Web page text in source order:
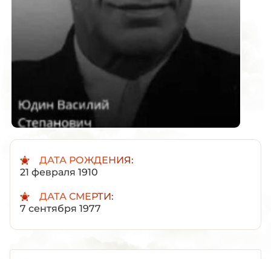
ДАТА РОЖДЕНИЯ:
21 февраля 1910
ДАТА СМЕРТИ:
7 сентября 1977